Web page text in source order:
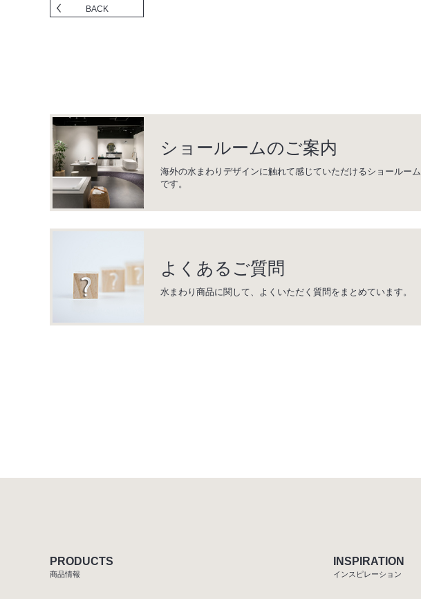
BACK
ショールームのご案内
海外の水まわりデザインに触れて感じていただけるショールーム
です。
よくあるご質問
水まわり商品に関して、よくいただく質問をまとめています。
PRODUCTS
商品情報
INSPIRATION
インスピレーション